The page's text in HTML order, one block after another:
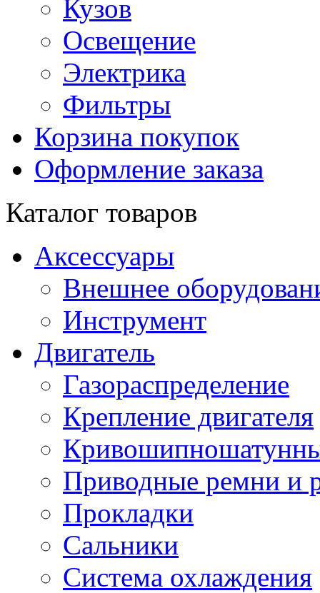
Кузов
Освещение
Электрика
Фильтры
Корзина покупок
Оформление заказа
Каталог товаров
Аксессуары
Внешнее
Инструмент
Двигатель
Газораспределение
Крепление двигателя
Приводные ремни и
Прокладки
Сальники
Система охлаждения